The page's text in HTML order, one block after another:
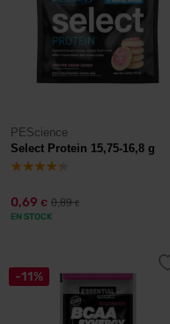
PEScience
Select Protein 15,75-16,8 g
0,69 € 0,89€
EN STOCK
-11%